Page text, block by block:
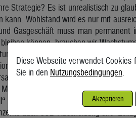
Strategie? Es ist unrealistisch zu
kann. Wohlstand wird es nur mit
Gasgeschäft muss man
können, brauchen wir
und da passiert viel. Wo oder wie
Das machen wir nicht, also
durch erneuerbaren Strom und
2050 können wir
nicht aus. Aber in dem
auch CO2 -Abscheidung und -
Diese Webseite verwendet Cookies
Sie in den Nutzungsbedingungen
Akzeptieren